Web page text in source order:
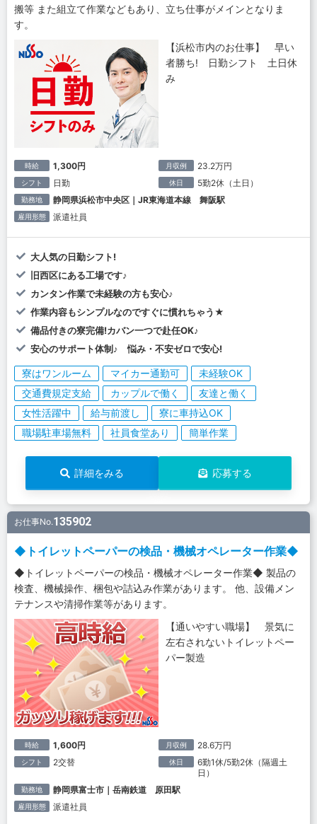
搬等 また組立て作業などもあり、立ち仕事がメインとなりま
す。
【浜松市内のお仕事】 早い
者勝ち! 日勤シフト 土日休
み
時給 1,300円 月収例 23.2万円
シフト 日勤 休日 5勤2休（土日）
勤務地 静岡県浜松市中央区｜JR東海道本線 舞阪駅
雇用形態 派遣社員
大人気の日勤シフト!
旧西区にある工場です♪
カンタン作業で未経験の方も安心♪
作業内容もシンプルなのですぐに慣れちゃう★
備品付きの寮完備!カバン一つで赴任OK♪
安心のサポート体制♪ 悩み・不安ゼロで安心!
寮はワンルーム マイカー通勤可
未経験OK
交通費規定支給
カップルで働く
友達と働く
女性活躍中
給与前渡し
寮に車持込OK
職場駐車場無料
社員食堂あり 簡単作業
詳細をみる 応募する
お仕事No.135902
◆トイレットペーパーの検品・機械オペレーター作業◆
◆トイレットペーパーの検品・機械オペレーター作業◆ 製品の
検査、機械操作、梱包や詰込み作業があります。 他、設備メン
テナンスや清掃作業等があります。
【通いやすい職場】 景気に
左右されないトイレットペー
パー製造
時給 1,600円 月収例 28.6万円
シフト 2交替 休日
6勤1休/5勤2休（隔週土
日）
勤務地 静岡県富士市｜岳南鉄道 原田駅
雇用形態 派遣社員